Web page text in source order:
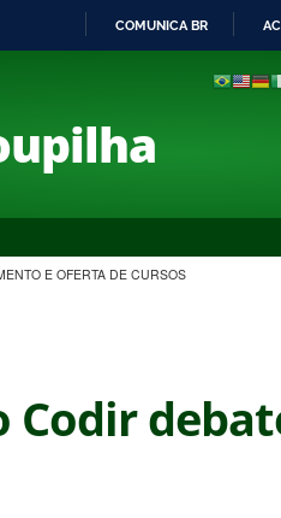
PARA
COMUNICA BR
E OFERTA DE CURSOS
Codir